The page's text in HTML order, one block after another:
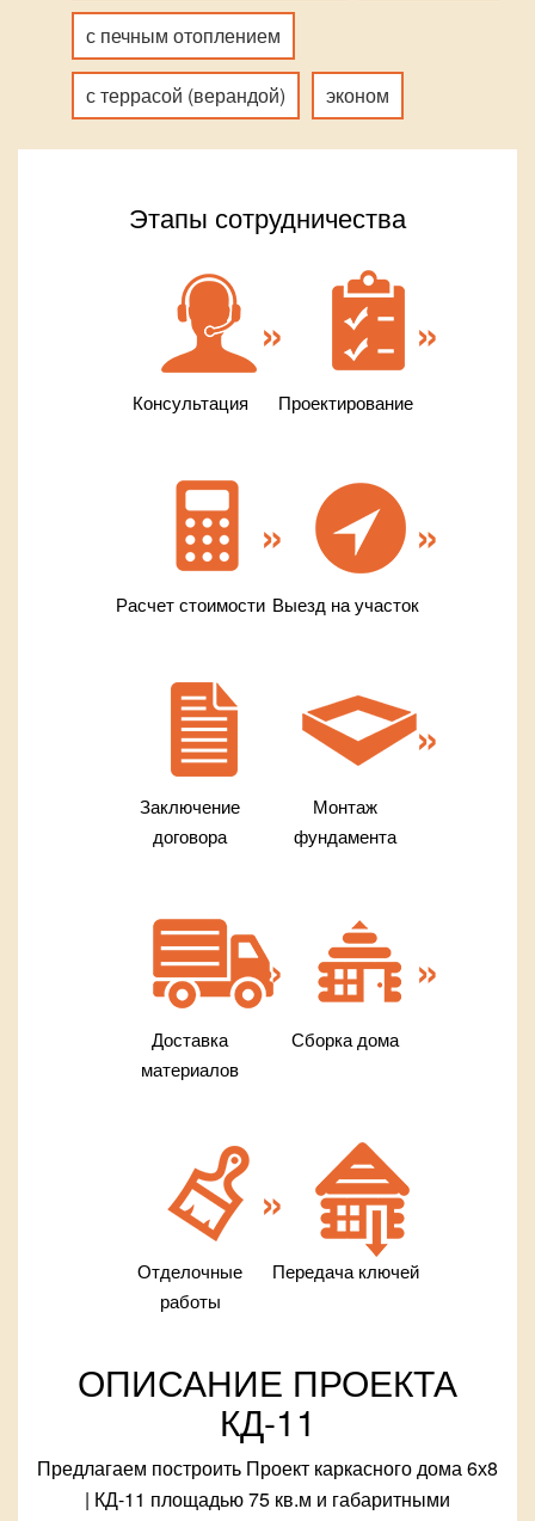
с печным отоплением
с террасой (верандой) эконом
Этапы сотрудничества
Консультация Проектирование
Расчет стоимости Выезд на участок
Заключение
договора
Монтаж
фундамента
Доставка
материалов
Сборка дома
Отделочные
работы
Передача ключей
ОПИСАНИЕ ПРОЕКТА
КД-11
Предлагаем построить Проект каркасного дома 6х8
| КД-11 площадью 75 кв.м и габаритными